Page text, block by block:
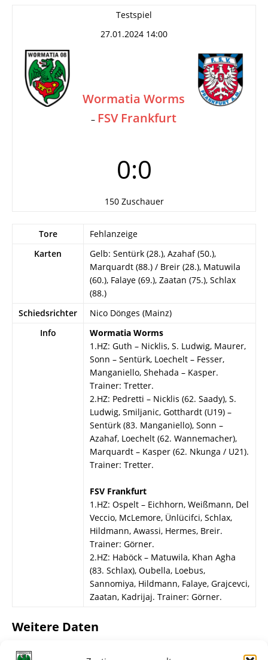
Testspiel
27.01.2024 14:00
Wormatia Worms
– FSV Frankfurt
0:0
150 Zuschauer
Tore
Fehlanzeige
Karten
Gelb: Sentürk (28.), Azahaf (50.),
Marquardt (88.) / Breir (28.), Matuwila
(60.), Falaye (69.), Zaatan (75.), Schlax
(88.)
Schiedsrichter
Nico Dönges (Mainz)
Info
Wormatia Worms
1.HZ: Guth – Nicklis, S. Ludwig, Maurer,
Sonn – Sentürk, Loechelt – Fesser,
Manganiello, Shehada – Kasper.
Trainer: Tretter.
2.HZ: Pedretti – Nicklis (62. Saady), S.
Ludwig, Smiljanic, Gotthardt (U19) –
Sentürk (83. Manganiello), Sonn –
Azahaf, Loechelt (62. Wannemacher),
Marquardt – Kasper (62. Nkunga / U21).
Trainer: Tretter.
FSV Frankfurt
1.HZ: Ospelt – Eichhorn, Weißmann, Del
Veccio, McLemore, Ünlücifci, Schlax,
Hildmann, Awassi, Hermes, Breir.
Trainer: Görner.
2.HZ: Haböck – Matuwila, Khan Agha
(83. Schlax), Oubella, Loebus,
Sannomiya, Hildmann, Falaye, Grajcevci,
Zaatan, Kadrijaj. Trainer: Görner.
Weitere Daten
Alle bisherigen Partien der beiden Mannschaften